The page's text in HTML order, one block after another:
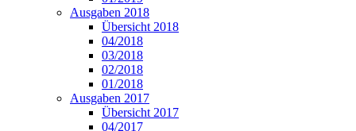
Ausgaben 2018
Übersicht 2018
04/2018
03/2018
02/2018
01/2018
Ausgaben 2017
Übersicht 2017
04/2017